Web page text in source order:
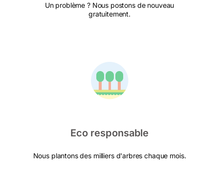
Un problème ? Nous postons de nouveau
gratuitement.
Eco responsable
Nous plantons des milliers d'arbres chaque mois.